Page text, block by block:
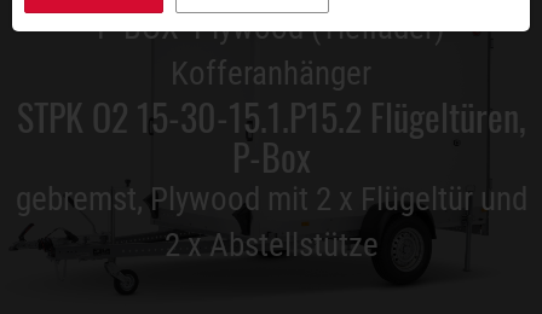
P-BOX- Plywood (Tieflader)
Kofferanhänger
STPK O2 15-30-15.1.P15.2 Flügeltüren,
P-Box
gebremst, Plywood mit 2 x Flügeltür und
2 x Abstellstütze